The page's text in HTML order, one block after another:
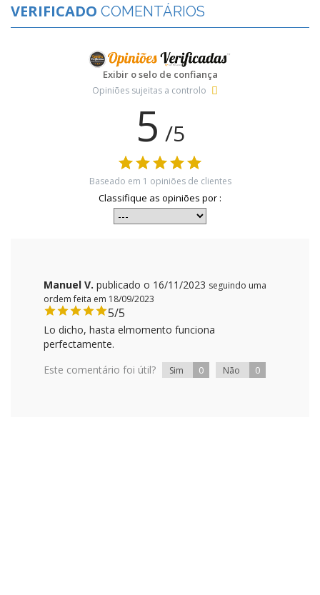
VERIFICADO COMENTÁRIOS
Exibir o selo de confiança
Opiniões sujeitas a controlo
5 /5
Baseado em 1 opiniões de clientes
Classifique as opiniões por :
Manuel V.publicado o 16/11/2023 seguindo uma
ordem feita em 18/09/2023
5/5
Lo dicho, hasta elmomento funciona
perfectamente.
Este comentário foi útil?
Sim 0 Não 0